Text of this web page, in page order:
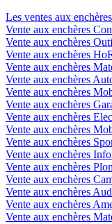
Les ventes aux enchères
Vente aux enchères
Vente aux enchères
Vente aux enchères
Vente aux enchères
Vente aux enchères
Vente aux enchères
Vente aux enchères
Vente aux enchères
Vente aux enchères
Vente aux enchères
Vente aux enchères
Vente aux enchères
Vente aux enchères
Vente aux enchères
Vente aux enchères
Vente aux enchères